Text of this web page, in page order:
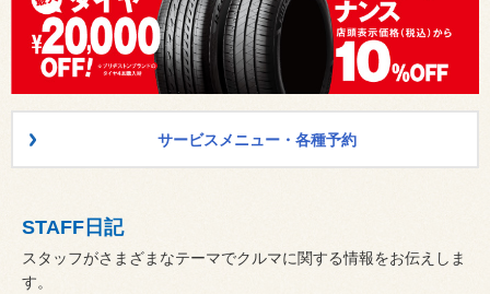
サービスメニュー・各種予約
STAFF日記
スタッフがさまざまなテーマでクルマに関する情報をお伝えしま
す。